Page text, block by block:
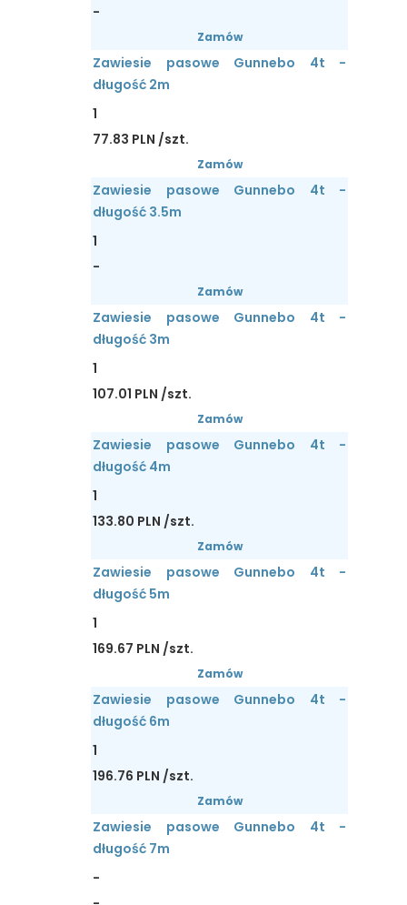
-
Zamów
Zawiesie pasowe Gunnebo 4t -
długość 2m
1
77.83 PLN /szt.
Zamów
Zawiesie pasowe Gunnebo 4t -
długość 3.5m
1
-
Zamów
Zawiesie pasowe Gunnebo 4t -
długość 3m
1
107.01 PLN /szt.
Zamów
Zawiesie pasowe Gunnebo 4t -
długość 4m
1
133.80 PLN /szt.
Zamów
Zawiesie pasowe Gunnebo 4t -
długość 5m
1
169.67 PLN /szt.
Zamów
Zawiesie pasowe Gunnebo 4t -
długość 6m
1
196.76 PLN /szt.
Zamów
Zawiesie pasowe Gunnebo 4t -
długość 7m
-